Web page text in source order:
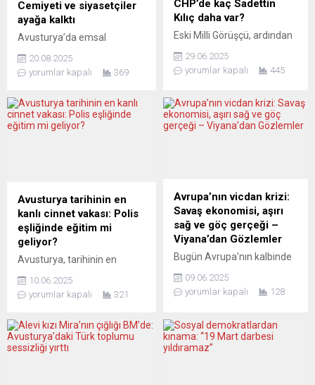
Cemiyeti ve siyasetçiler
ayağa kalktı
Avusturya’da emsal
niteliğinde bir mahkeme
kararı ülke gündemine
damgasını vurdu. Viyana
Mahkemesi, iki kişi arasında
yapılan özel bir sözleşmede
icra kararını onayladı. Karar,
kamuoyunda ve siyasette
sert tartışmalara yol
açarken, Avusturya Türk
Kültür Cemiyeti (TKG Think...
20.08.2025
yorumlar kapalı
369
CHP’de kaç Sadettin
Kılıç daha var?
Eski Milli Görüşçü, ardından
yapılanmasında etkin rol
almış, şimdi ise CHP’nin yurt
olarak sahneye çıkan
Sadettin Kılıç…
Avusturya’da yayınlanan
gazetesinin yayıncısı ve
gazeteci Birol Kılıç, bu
çarpıcı ismin siyasi rotasını
mercek altına alıyor. CHP
yönetiminin suskun kaldığı...
29.06.2025
yorumlar kapalı
445
Avusturya tarihinin en
kanlı cinnet vakası: Polis
eşliğinde eğitim mi
geliyor?
Avusturya, tarihinin en
yaşadı. Graz’da bu sabah
yaşanan okul saldırısı,
tüm Avrupa’yı şoke etti. 21
yaşındaki eski öğrenci Arthur
10.06.2025
yorumlar kapalı
321
Avrupa’nın vicdan krizi:
Savaş ekonomisi, aşırı
sağ ve göç gerçeği –
Viyana’dan Gözlemler
Bugün Avrupa’nın kalbinde
silahlanmanın, milliyetçiliğin
ve dışlayıcı politikaların sesi
Aşırı sağ artık sadece
muhalefette değil, iktidarın
09.06.2025
yorumlar kapalı
128